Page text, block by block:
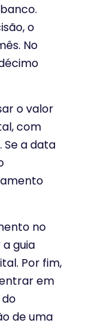
o
No
o valor
com
Se a data
no
guia
Por fim,
em
de uma